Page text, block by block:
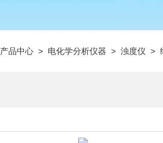
产品中心 > 电化学分析仪器 > 浊度仪 >